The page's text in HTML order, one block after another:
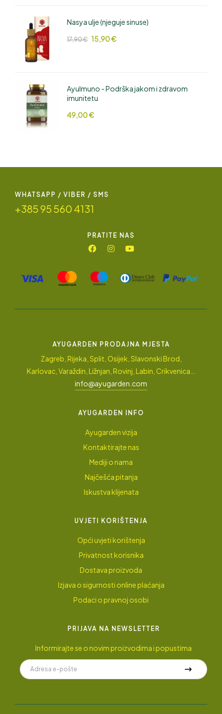
Nasya ulje (njeguje sinuse)
17,90€ 15,90€
AyuImuno - Podrška jakom i zdravom
imunitetu
49,00€
WHATSAPP / VIBER / SMS
+385 95 560 4131
PRATITE NAS
AYUGARDEN PRODAJNA MJESTA
Zagreb, Rijeka, Split, Osijek, Slavonski Brod,
Karlovac, Varaždin, Ližnjan, Rovinj, Labin, Crikvenica…
info@ayugarden.com
AYUGARDEN INFO
Ayugarden vizija
Kontaktirajte nas
Mediji o nama
Najčešća pitanja
Iskustva klijenata
UVJETI KORIŠTENJA
Opći uvjeti korištenja
Privatnost korisnika
Dostava proizvoda
Izjava o sigurnosti online plaćanja
Podaci o pravnoj osobi
PRIJAVA NA NEWSLETTER
Informirajte se o novim proizvodima i popustima